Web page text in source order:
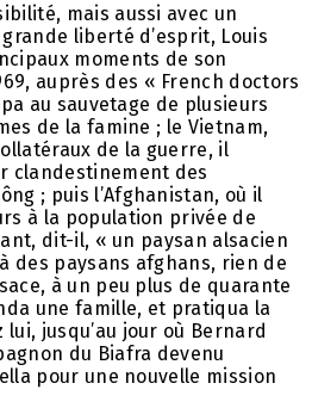
mais aussi avec un
liberté d’esprit, Louis
moments de son
auprès des « French doctors
au sauvetage de plusieurs
de la famine ; le Vietnam,
de la guerre, il
clandestinement des
; puis l’Afghanistan, où il
à la population privée de
dit-il, « un paysan alsacien
des paysans afghans, rien de
à un peu plus de quarante
une famille, et pratiqua la
jusqu’au jour où Bernard
du Biafra devenu
pour une nouvelle mission